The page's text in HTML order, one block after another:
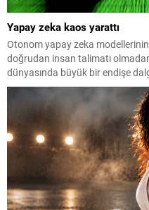
Yapay zeka kaos yarattı
Otonom yapay zeka
doğrudan insan talimatı
dünyasında büyük bir endişe